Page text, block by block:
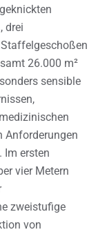
drei
26.000 m²
sensible
Anforderungen
Im ersten
vier Metern
zweistufige
von